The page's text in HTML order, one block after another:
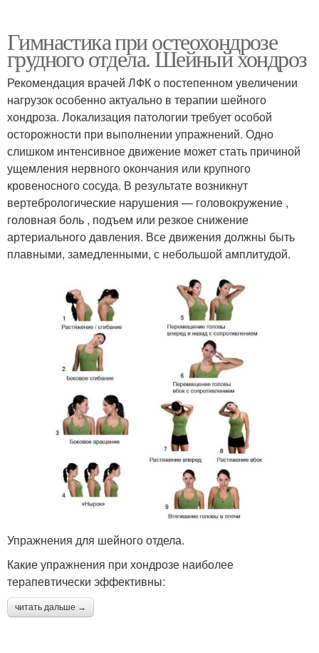
Гимнастика при остеохондрозе
грудного отдела. Шейный хондроз
Рекомендация врачей ЛФК о постепенном увеличении
нагрузок особенно актуально в терапии шейного
хондроза. Локализация патологии требует особой
осторожности при выполнении упражнений. Одно
слишком интенсивное движение может стать причиной
ущемления нервного окончания или крупного
кровеносного сосуда. В результате возникнут
вертебрологические нарушения — головокружение ,
головная боль , подъем или резкое снижение
артериального давления. Все движения должны быть
плавными, замедленными, с небольшой амплитудой.
Упражнения для шейного отдела.
Какие упражнения при хондрозе наиболее
терапевтически эффективны:
читать дальше →